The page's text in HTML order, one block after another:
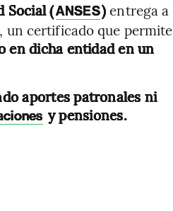
Social (ANSES)entrega a
, un certificado que permite
en dicha entidad en un
aportes patronales ni
y pensiones.